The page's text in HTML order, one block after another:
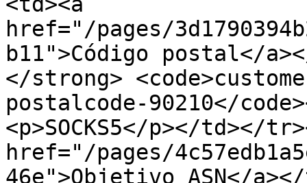
href="/pages/
b11">Código postal</
</strong>
postalcode-90210</
<p>SOCKS5</p></td></
href="/pages/
46e">Objetivo ASN</